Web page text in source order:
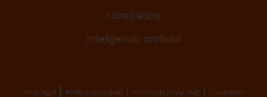
Canal ético
Inteligencia artificial
Aviso legal Política de cookies Política de privacidad Canal ético